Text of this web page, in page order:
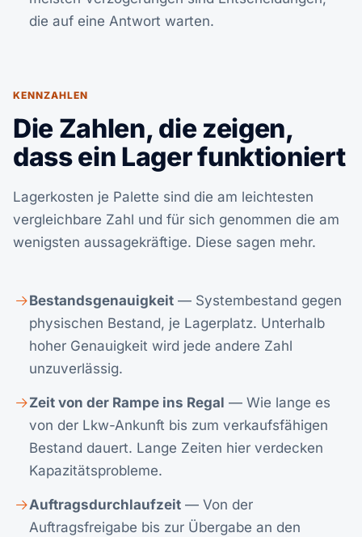
die auf eine Antwort warten.
KENNZAHLEN
Die Zahlen, die zeigen,
dass ein Lager funktioniert
Lagerkosten je Palette sind die am leichtesten
vergleichbare Zahl und für sich genommen die am
wenigsten aussagekräftige. Diese sagen mehr.
Bestandsgenauigkeit — Systembestand gegen
physischen Bestand, je Lagerplatz. Unterhalb
hoher Genauigkeit wird jede andere Zahl
unzuverlässig.
Zeit von der Rampe ins Regal — Wie lange es
von der Lkw-Ankunft bis zum verkaufsfähigen
Bestand dauert. Lange Zeiten hier verdecken
Kapazitätsprobleme.
Auftragsdurchlaufzeit — Von der
Auftragsfreigabe bis zur Übergabe an den